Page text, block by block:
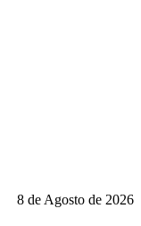
8 de Agosto de 2026